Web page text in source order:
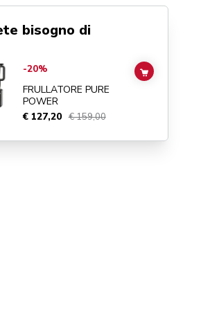
bisogno di
Pure Power details page
-20%
FRULLATORE PURE
POWER
€ 127,20 € 159,00
ADD TO CART